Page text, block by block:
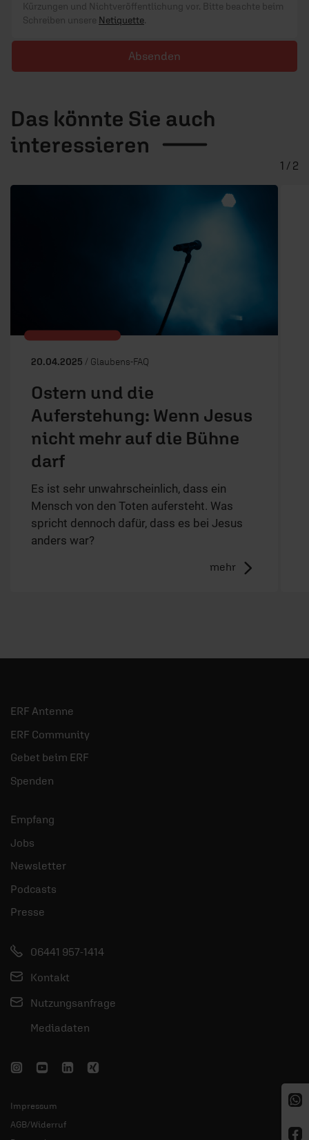
Kürzungen und Nichtveröffentlichung vor. Bitte beachte beim
Schreiben unsere Netiquette.
Absenden
Das könnte Sie auch
interessieren
20.04.2025 / Glaubens-FAQ
Ostern und die
Auferstehung: Wenn Jesus
nicht mehr auf die Bühne
darf
Es ist sehr unwahrscheinlich, dass ein
Mensch von den Toten aufersteht. Was
spricht dennoch dafür, dass es bei Jesus
anders war?
mehr
1 / 2
ERF Antenne
ERF Community
Gebet beim ERF
Spenden
Empfang
Jobs
Newsletter
Podcasts
Presse
06441 957-1414
Kontakt
Nutzungsanfrage
Mediadaten
Impressum
AGB/Widerruf